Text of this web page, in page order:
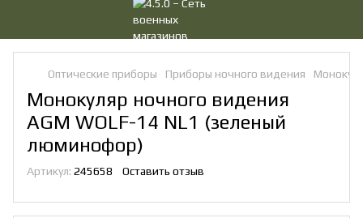
Оптические приборы Приборы ночного видения
Монокуляр ночного видения
AGM WOLF-14 NL1 (зеленый
люминофор)
Артикул: 245658 Оставить отзыв